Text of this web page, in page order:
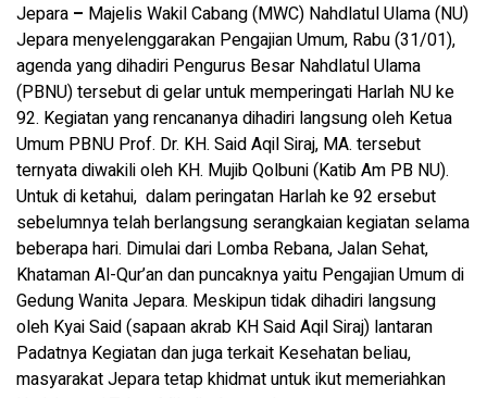
Jepara – Majelis Wakil Cabang (MWC) Nahdlatul Ulama (NU)
Jepara menyelenggarakan Pengajian Umum, Rabu (31/01),
agenda yang dihadiri Pengurus Besar Nahdlatul Ulama
(PBNU) tersebut di gelar untuk memperingati Harlah NU ke
92. Kegiatan yang rencananya dihadiri langsung oleh Ketua
Umum PBNU Prof. Dr. KH. Said Aqil Siraj, MA. tersebut
ternyata diwakili oleh KH. Mujib Qolbuni (Katib Am PB NU).
Untuk di ketahui, dalam peringatan Harlah ke 92 ersebut
sebelumnya telah berlangsung serangkaian kegiatan selama
beberapa hari. Dimulai dari Lomba Rebana, Jalan Sehat,
Khataman Al-Qur’an dan puncaknya yaitu Pengajian Umum di
Gedung Wanita Jepara. Meskipun tidak dihadiri langsung
oleh Kyai Said (sapaan akrab KH Said Aqil Siraj) lantaran
Padatnya Kegiatan dan juga terkait Kesehatan beliau,
masyarakat Jepara tetap khidmat untuk ikut memeriahkan